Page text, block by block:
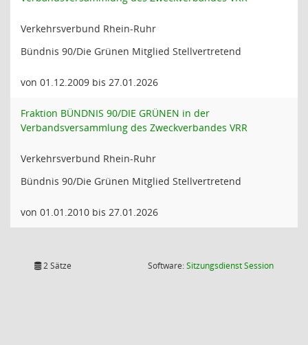
Verkehrsverbund Rhein-Ruhr
Bündnis 90/Die Grünen Mitglied Stellvertretend
von 01.12.2009 bis 27.01.2026
Fraktion BÜNDNIS 90/DIE GRÜNEN in der
Verbandsversammlung des Zweckverbandes VRR
Verkehrsverbund Rhein-Ruhr
Bündnis 90/Die Grünen Mitglied Stellvertretend
von 01.01.2010 bis 27.01.2026
2 Sätze Software:SitzungsdienstSession(Wird in